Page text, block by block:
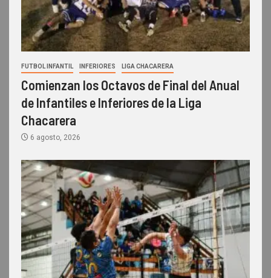
FUTBOL INFANTIL INFERIORES LIGA CHACARERA
Comienzan los Octavos de Final del Anual
de Infantiles e Inferiores de la Liga
Chacarera
6 agosto, 2026